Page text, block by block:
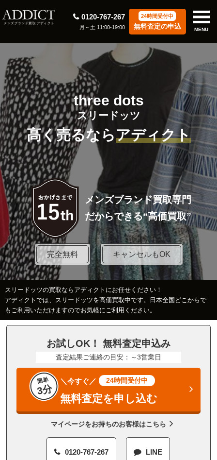
0120-767-267
月～土 11:00-19:00
24時間受付中
無料査定の申込 MENU
three dots
スリードッツ
高く売るならアディクト
メンズブランド買取専門
だからできる“高価買取”
完全無料 キャンセルもOK
スリードッツの買取ならアディクトにお任せください！
アディクトでは、スリードッツを高価買取中です。日本全国どこからで
もご利用いただけますのでお気軽にご利用ください。
お試しOK！ 無料査定申込み
査定結果ご連絡の目安：～3営業日
簡単
3分
＼今すぐ／ 24時間受付中
無料査定を申し込む
マイページをお持ちのお客様はこちら
0120-767-267 LINE